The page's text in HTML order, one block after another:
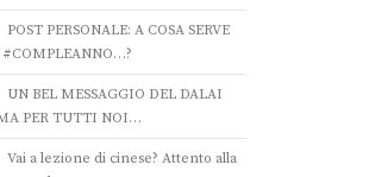
POST PERSONALE: A COSA SERVE
#COMPLEANNO…?
UN BEL MESSAGGIO DEL DALAI
PER TUTTI NOI…
Vai a lezione di cinese? Attento alla